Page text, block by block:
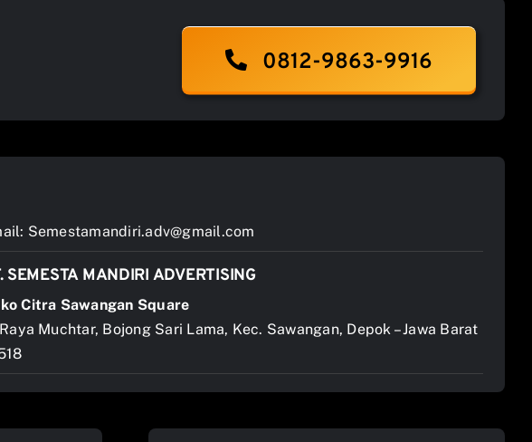
0812-9863-9916
Semestamandiri.adv@gmail.com
SEMESTA MANDIRI ADVERTISING
Citra Sawangan Square
Muchtar, Bojong Sari Lama, Kec. Sawangan, Depok – Jawa Barat